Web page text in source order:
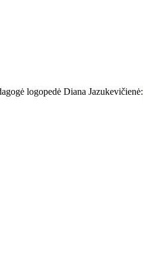
logopedė Diana Jazukevičienė: